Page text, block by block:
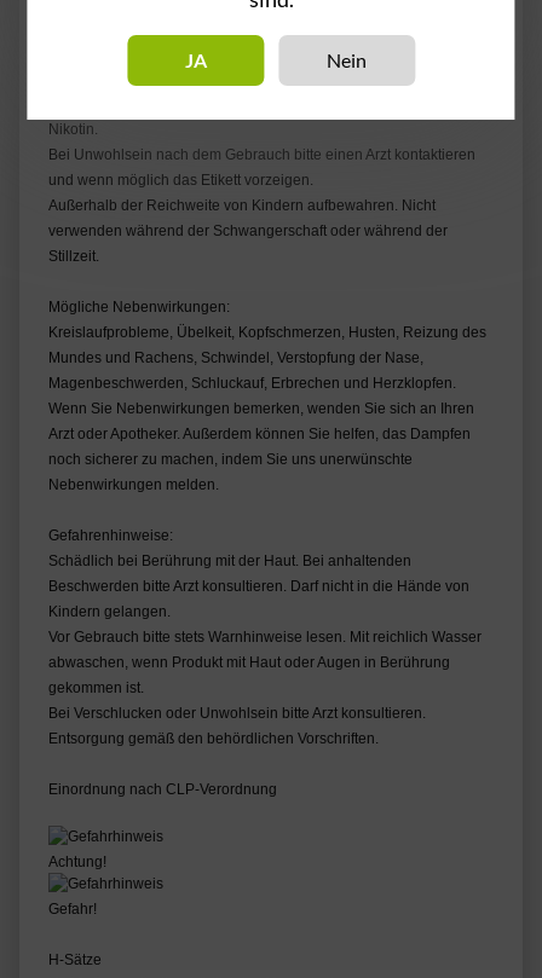
Achtung! - Enthält Nikotin.
Nikotin.
Bei Unwohlsein nach dem Gebrauch bitte einen Arzt kontaktieren
und wenn möglich das Etikett vorzeigen.
Außerhalb der Reichweite von Kindern aufbewahren. Nicht
verwenden während der Schwangerschaft oder während der
Stillzeit.
Mögliche Nebenwirkungen:
Kreislaufprobleme, Übelkeit, Kopfschmerzen, Husten, Reizung des
Mundes und Rachens, Schwindel, Verstopfung der Nase,
Magenbeschwerden, Schluckauf, Erbrechen und Herzklopfen.
Wenn Sie Nebenwirkungen bemerken, wenden Sie sich an Ihren
Arzt oder Apotheker. Außerdem können Sie helfen, das Dampfen
noch sicherer zu machen, indem Sie uns unerwünschte
Nebenwirkungen melden.
Gefahrenhinweise:
Schädlich bei Berührung mit der Haut. Bei anhaltenden
Beschwerden bitte Arzt konsultieren. Darf nicht in die Hände von
Kindern gelangen.
Vor Gebrauch bitte stets Warnhinweise lesen. Mit reichlich Wasser
abwaschen, wenn Produkt mit Haut oder Augen in Berührung
gekommen ist.
Bei Verschlucken oder Unwohlsein bitte Arzt konsultieren.
Entsorgung gemäß den behördlichen Vorschriften.
Einordnung nach CLP-Verordnung
Achtung!
Gefahr!
H-Sätze
JA Nein